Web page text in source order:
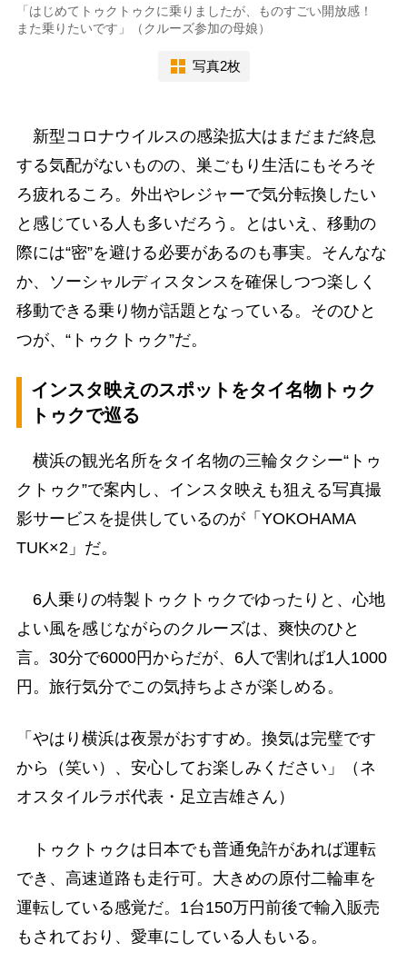
「はじめてトゥクトゥクに乗りましたが、ものすごい開放感！
また乗りたいです」（クルーズ参加の母娘）
写真2枚
新型コロナウイルスの感染拡大はまだまだ終息
する気配がないものの、巣ごもり生活にもそろそ
ろ疲れるころ。外出やレジャーで気分転換したい
と感じている人も多いだろう。とはいえ、移動の
際には“密”を避ける必要があるのも事実。そんなな
か、ソーシャルディスタンスを確保しつつ楽しく
移動できる乗り物が話題となっている。そのひと
つが、“トゥクトゥク”だ。
インスタ映えのスポットをタイ名物トゥク
トゥクで巡る
横浜の観光名所をタイ名物の三輪タクシー“トゥ
クトゥク”で案内し、インスタ映えも狙える写真撮
影サービスを提供しているのが「YOKOHAMA
TUK×2」だ。
6人乗りの特製トゥクトゥクでゆったりと、心地
よい風を感じながらのクルーズは、爽快のひと
言。30分で6000円からだが、6人で割れば1人1000
円。旅行気分でこの気持ちよさが楽しめる。
「やはり横浜は夜景がおすすめ。換気は完璧です
から（笑い）、安心してお楽しみください」（ネ
オスタイルラボ代表・足立吉雄さん）
トゥクトゥクは日本でも普通免許があれば運転
でき、高速道路も走行可。大きめの原付二輪車を
運転している感覚だ。1台150万円前後で輸入販売
もされており、愛車にしている人もいる。